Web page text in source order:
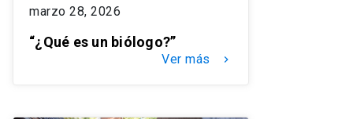
marzo 28, 2026
“¿Qué es un biólogo?”
Ver más keyboard_arrow_right